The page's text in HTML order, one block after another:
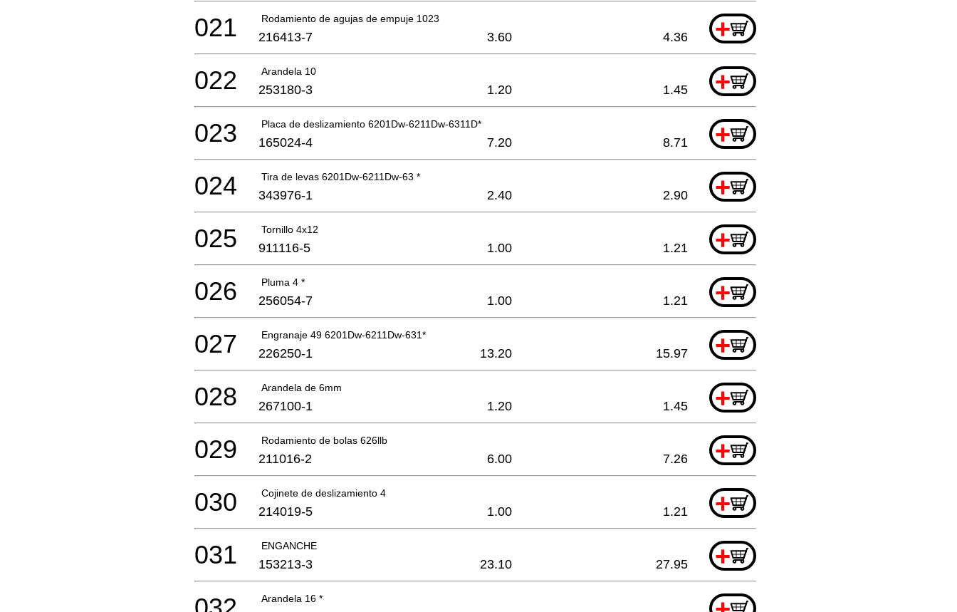
Rodamiento de agujas de empuje 1023 +
021 216413-7 3.60 4.36
Arandela 10 +
022 253180-3 1.20 1.45
Placa de deslizamiento 6201Dw-6211Dw-6311D* +
023 165024-4 7.20 8.71
Tira de levas 6201Dw-6211Dw-63 * +
024 343976-1 2.40 2.90
Tornillo 4x12 +
025 911116-5 1.00 1.21
Pluma 4 * +
026 256054-7 1.00 1.21
Engranaje 49 6201Dw-6211Dw-631* +
027 226250-1 13.20 15.97
Arandela de 6mm +
028 267100-1 1.20 1.45
Rodamiento de bolas 626llb +
029 211016-2 6.00 7.26
Cojinete de deslizamiento 4 +
030 214019-5 1.00 1.21
ENGANCHE +
031 153213-3 23.10 27.95
Arandela 16 *